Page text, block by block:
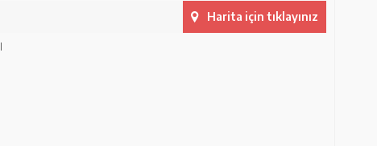
Harita için tıklayınız